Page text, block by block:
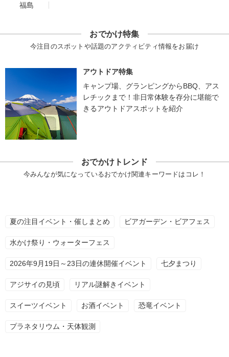
福島
おでかけ特集
今注目のスポットや話題のアクティビティ情報をお届け
アウトドア特集
キャンプ場、グランピングからBBQ、アス
レチックまで！非日常体験を存分に堪能で
きるアウトドアスポットを紹介
おでかけトレンド
今みんなが気になっているおでかけ関連キーワードはコレ！
夏の注目イベント・催しまとめ ビアガーデン・ビアフェス
水かけ祭り・ウォーターフェス
2026年9月19日～23日の連休開催イベント 七夕まつり
アジサイの見頃 リアル謎解きイベント
スイーツイベント お酒イベント 恐竜イベント
プラネタリウム・天体観測